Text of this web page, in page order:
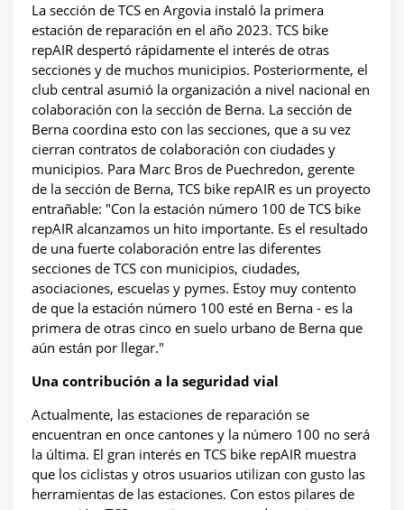
La sección de TCS en Argovia instaló la primera
estación de reparación en el año 2023. TCS bike
repAIR despertó rápidamente el interés de otras
secciones y de muchos municipios. Posteriormente, el
club central asumió la organización a nivel nacional en
colaboración con la sección de Berna. La sección de
Berna coordina esto con las secciones, que a su vez
cierran contratos de colaboración con ciudades y
municipios. Para Marc Bros de Puechredon, gerente
de la sección de Berna, TCS bike repAIR es un proyecto
entrañable: "Con la estación número 100 de TCS bike
repAIR alcanzamos un hito importante. Es el resultado
de una fuerte colaboración entre las diferentes
secciones de TCS con municipios, ciudades,
asociaciones, escuelas y pymes. Estoy muy contento
de que la estación número 100 esté en Berna - es la
primera de otras cinco en suelo urbano de Berna que
aún están por llegar."
Una contribución a la seguridad vial
Actualmente, las estaciones de reparación se
encuentran en once cantones y la número 100 no será
la última. El gran interés en TCS bike repAIR muestra
que los ciclistas y otros usuarios utilizan con gusto las
herramientas de las estaciones. Con estos pilares de